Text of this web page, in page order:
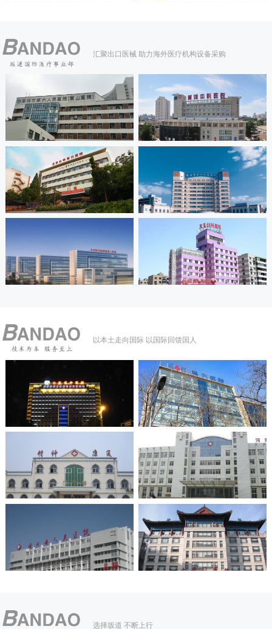
汇聚出口医械 助力海外医疗机构设备采购
以本土走向国际 以国际回馈国人
选择坂道 不断上行